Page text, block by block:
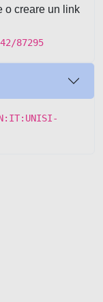
o creare un link
87295